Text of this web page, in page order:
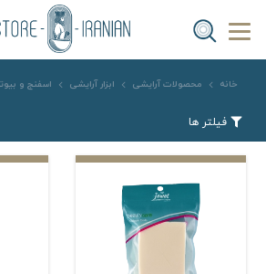
خانه محصولات آرایشی ابزار آرایشی اسفنج و
فیلتر ها